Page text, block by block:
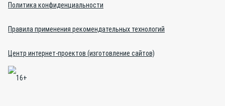
Политика конфиденциальности
Правила применения рекомендательных технологий
Центр интернет-проектов (изготовление сайтов)